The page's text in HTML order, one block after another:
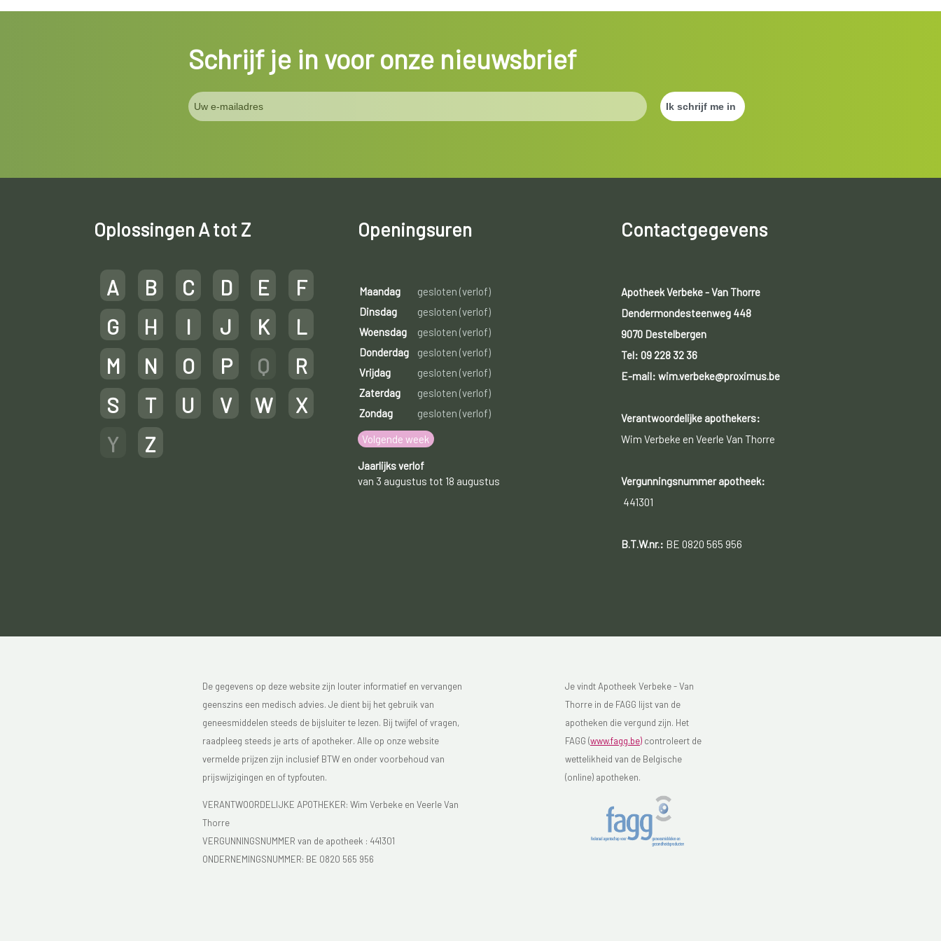
Schrijf je in voor onze nieuwsbrief
Oplossingen A tot Z
A B C D E
F
G
H I J K
L
M
N O P Q
R
S
T U V W
X
Y
Z
Openingsuren
Maandag
gesloten (verlof)
Dinsdag
gesloten (verlof)
Woensdag
gesloten (verlof)
Donderdag
gesloten (verlof)
Vrijdag
gesloten (verlof)
Zaterdag
gesloten (verlof)
Zondag
gesloten (verlof)
Volgende week
Jaarlijks verlof
van 3 augustus tot 18 augustus
Contactgegevens
Apotheek Verbeke - Van Thorre
Dendermondesteenweg 448
9070 Destelbergen
Tel: 09 228 32 36
E-mail: wim.verbeke@proximus.be
Verantwoordelijke apothekers:
Wim Verbeke en Veerle Van Thorre
Vergunningsnummer apotheek:
441301
B.T.W.nr.: BE 0820 565 956
De gegevens op deze website zijn louter informatief en vervangen
geenszins een medisch advies. Je dient bij het gebruik van
geneesmiddelen steeds de bijsluiter te lezen. Bij twijfel of vragen,
raadpleeg steeds je arts of apotheker. Alle op onze website
vermelde prijzen zijn inclusief BTW en onder voorbehoud van
prijswijzigingen en of typfouten.
VERANTWOORDELIJKE APOTHEKER: Wim Verbeke en Veerle Van
Thorre
VERGUNNINGSNUMMER van de apotheek : 441301
ONDERNEMINGSNUMMER: BE 0820 565 956
Je vindt Apotheek Verbeke - Van
Thorre in de FAGG lijst van de
apotheken die vergund zijn. Het
FAGG (www.fagg.be)controleert de
wettelikheid van de Belgische
(online) apotheken.